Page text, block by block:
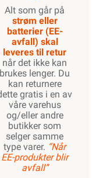
Alt som går på
strøm eller
batterier (EE-
avfall) skal
leveres til retur
når det ikke kan
brukes lenger. Du
kan returnere
gratis i en av
våre varehus
og/eller andre
butikker som
selger samme
type varer. “Når
EE-produkter blir
avfall”